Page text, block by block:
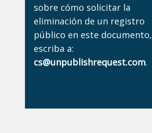
sobre cómo solicitar la
eliminación de un registro
público en este documento,
escriba a:
cs@unpublishrequest.com.